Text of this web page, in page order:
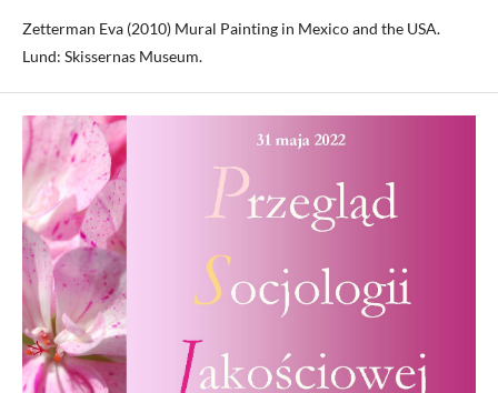
Zetterman Eva (2010) Mural Painting in Mexico and the USA.
Lund: Skissernas Museum.